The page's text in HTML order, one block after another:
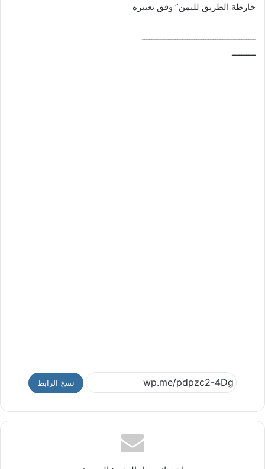
خارطة الطريق لليمن” وفق تعبيره
ــــــــــــــــــــــــــــــــــــــــــــــــ
ــــــــــ
نسخ الرابط